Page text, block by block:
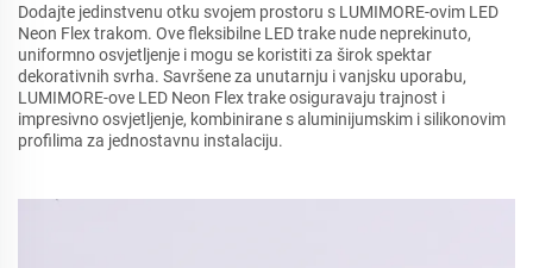
Dodajte jedinstvenu otku svojem prostoru s LUMIMORE-ovim LED
Neon Flex trakom. Ove fleksibilne LED trake nude neprekinuto,
uniformno osvjetljenje i mogu se koristiti za širok spektar
dekorativnih svrha. Savršene za unutarnju i vanjsku uporabu,
LUMIMORE-ove LED Neon Flex trake osiguravaju trajnost i
impresivno osvjetljenje, kombinirane s aluminijumskim i silikonovim
profilima za jednostavnu instalaciju.